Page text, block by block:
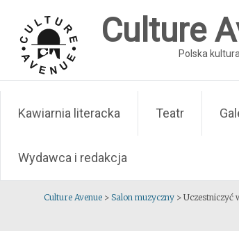
content
Culture
Polska
Kawiarnia literacka Teatr
Wydawca i redakcja
Culture Avenue > Salon muzyczny > Uczestniczyć